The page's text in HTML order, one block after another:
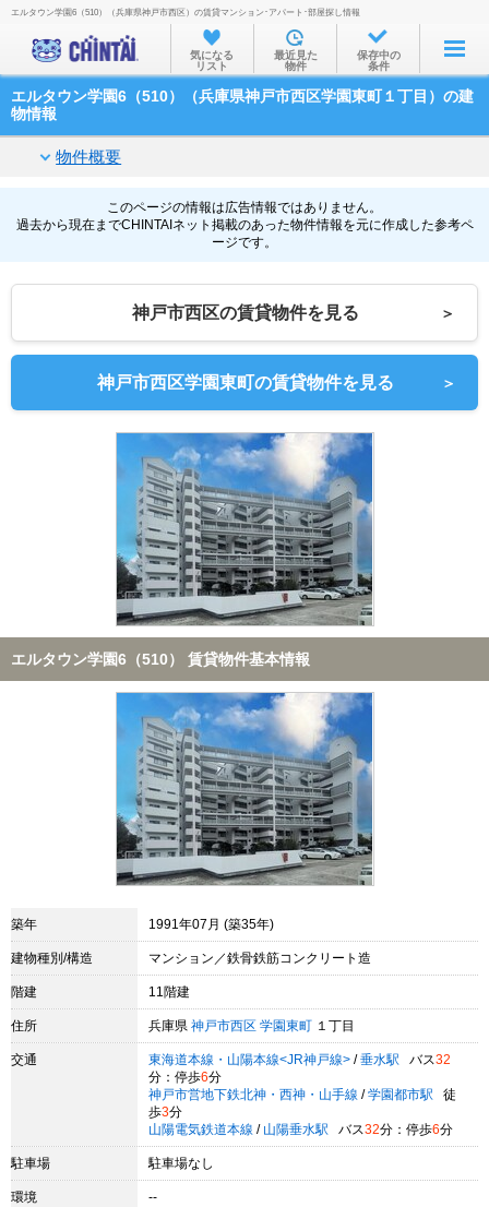
お部屋を探す
沿線・駅から
物件特集から
TOP
エルタウン学園6（510）（兵庫県神戸市西区）の賃貸マンション･アパート･部屋探し情報
気になる
リスト
最近見た
物件
保存中の
条件
エルタウン学園6（510）（兵庫県神戸市西区学園東町１丁目）の建
物情報
物件概要
このページの情報は広告情報ではありません。
過去から現在までCHINTAIネット掲載のあった物件情報を元に作成した参考ペ
ージです。
神戸市西区の賃貸物件を見る ＞
神戸市西区学園東町の賃貸物件を見る ＞
エルタウン学園6（510） 賃貸物件基本情報
築年 1991年07月 (築35年)
建物種別/構造 マンション／鉄骨鉄筋コンクリート造
階建 11階建
住所 兵庫県 神戸市西区 学園東町 １丁目
交通 東海道本線・山陽本線<JR神戸線> / 垂水駅 バス32
分：停歩6分
神戸市営地下鉄北神・西神・山手線 / 学園都市駅
徒
歩3分
山陽電気鉄道本線 / 山陽垂水駅 バス32分：停歩6分
駐車場 駐車場なし
環境
--